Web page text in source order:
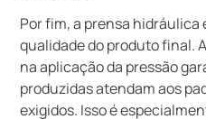
Por fim, a prensa
qualidade do produto final.
na aplicação da pressão
produzidas atendam aos
exigidos. Isso é